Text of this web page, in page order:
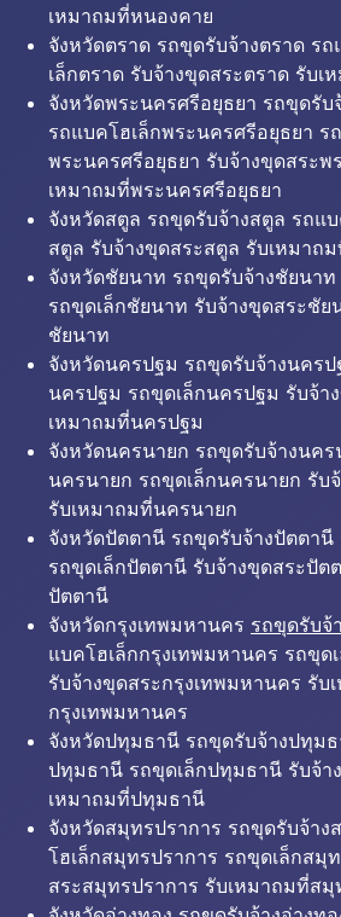
เหมาถมที่หนองคาย
จังหวัดตราด รถขุดรับจ้างตราด ร
เล็กตราด รับจ้างขุดสระตราด รับเ
จังหวัดพระนครศรีอยุธยา รถขุดรับ
รถแบคโฮเล็กพระนครศรีอยุธยา ร
พระนครศรีอยุธยา รับจ้างขุดสระพ
เหมาถมที่พระนครศรีอยุธยา
จังหวัดสตูล รถขุดรับจ้างสตูล รถแ
สตูล รับจ้างขุดสระสตูล รับเหมาถ
จังหวัดชัยนาท รถขุดรับจ้างชัยนา
รถขุดเล็กชัยนาท รับจ้างขุดสระชัย
ชัยนาท
จังหวัดนครปฐม รถขุดรับจ้างนครป
นครปฐม รถขุดเล็กนครปฐม รับจ้า
เหมาถมที่นครปฐม
จังหวัดนครนายก รถขุดรับจ้างนคร
นครนายก รถขุดเล็กนครนายก รับ
รับเหมาถมที่นครนายก
จังหวัดปัตตานี รถขุดรับจ้างปัตตา
รถขุดเล็กปัตตานี รับจ้างขุดสระปัต
ปัตตานี
จังหวัดกรุงเทพมหานคร รถขุดรับจ้
แบคโฮเล็กกรุงเทพมหานคร รถขุด
รับจ้างขุดสระกรุงเทพมหานคร รับ
กรุงเทพมหานคร
จังหวัดปทุมธานี รถขุดรับจ้างปทุม
ปทุมธานี รถขุดเล็กปทุมธานี รับจ้า
เหมาถมที่ปทุมธานี
จังหวัดสมุทรปราการ รถขุดรับจ้าง
โฮเล็กสมุทรปราการ รถขุดเล็กสมุ
สระสมุทรปราการ รับเหมาถมที่สมุ